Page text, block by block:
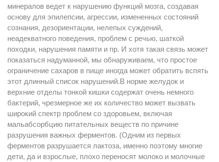
минералов ведет к нарушению функций мозга, создавая
основу для эпилепсии, агрессии, измененных состояний
сознания, дезориентации, нелепых суждений,
неадекватного поведения, проблем с речью, шаткой
походки, нарушения памяти и пр. И хотя такая связь может
показаться надуманной, мы обнаруживаем, что простое
ограничение сахаров в пище иногда может обратить вспять
этот длинный список нарушений.В норме желудок и
верхние отделы тонкой кишки содержат очень немного
бактерий, чрезмерное же их количество может вызвать
широкий спектр проблем со здоровьем, включая
мальабсорбцию питательных веществ по причине
разрушения важных ферментов. (Одним из первых
ферментов разрушается лактоза, именно поэтому многие
дети, да и взрослые, плохо переносят молоко и молочные